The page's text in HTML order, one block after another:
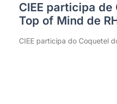
CIEE participa de
Top of Mind de
CIEE participa do Coquetel